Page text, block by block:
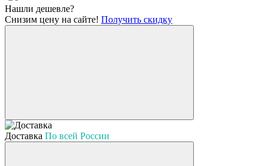
Нашли дешевле?
Снизим цену на сайте! Получить скидку
Доставка По всей России